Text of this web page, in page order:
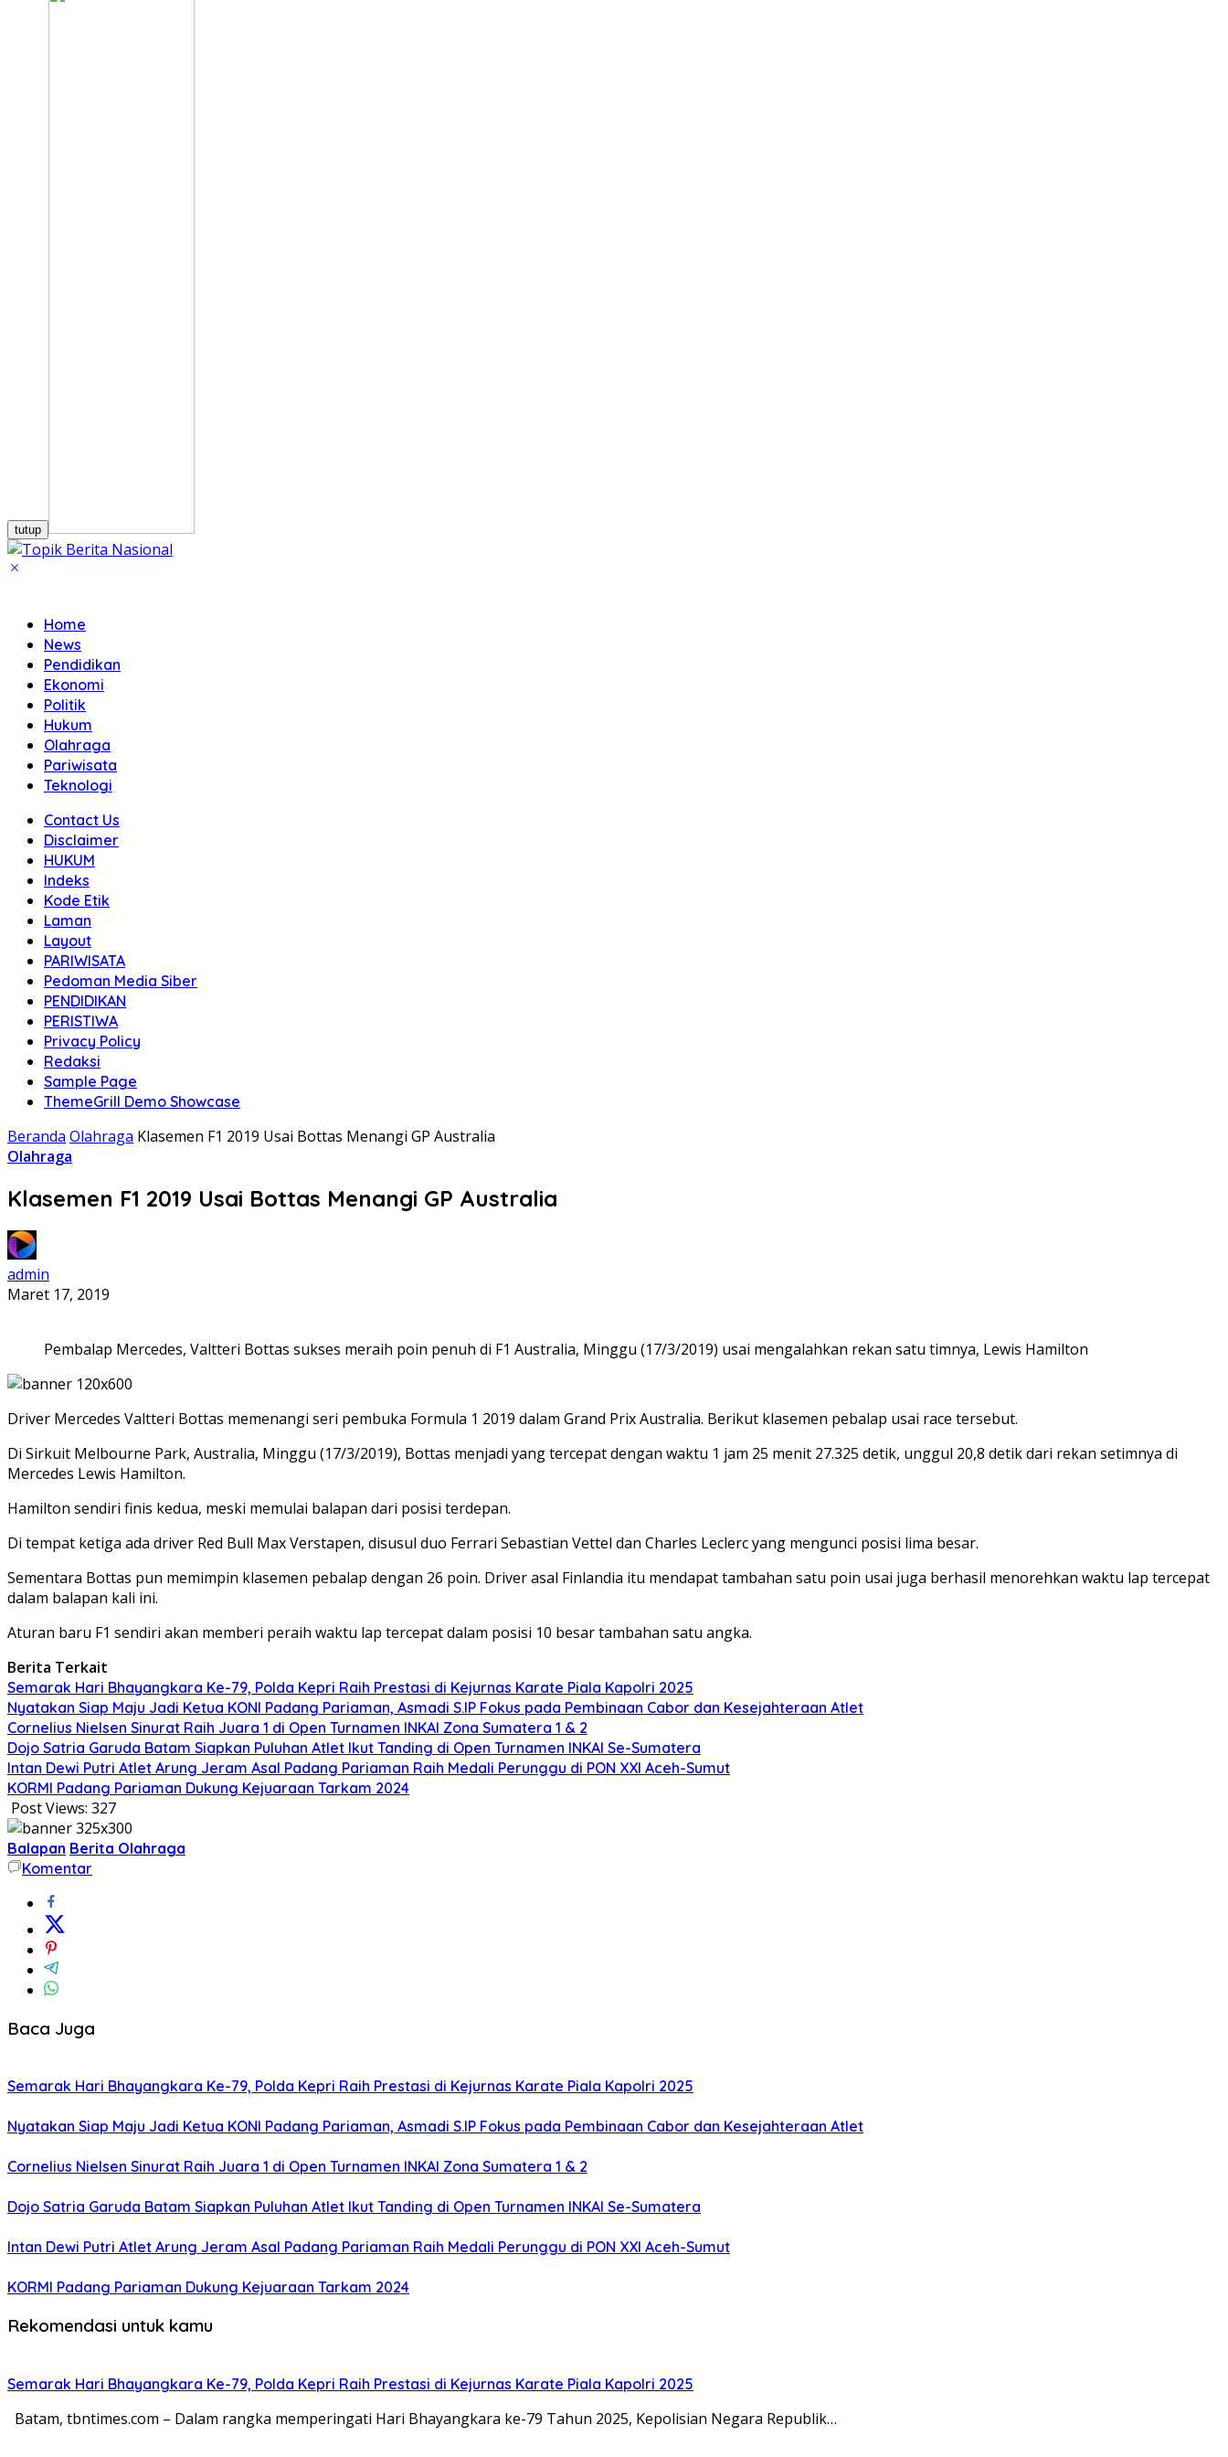
tutup
Home
News
Pendidikan
Ekonomi
Politik
Hukum
Olahraga
Pariwisata
Teknologi
Contact Us
Disclaimer
HUKUM
Indeks
Kode Etik
Laman
Layout
PARIWISATA
Pedoman Media Siber
PENDIDIKAN
PERISTIWA
Privacy Policy
Redaksi
Sample Page
ThemeGrill Demo Showcase
Beranda Olahraga Klasemen F1 2019 Usai Bottas Menangi GP Australia
Olahraga
Klasemen F1 2019 Usai Bottas Menangi GP Australia
admin
Maret 17, 2019
Pembalap Mercedes, Valtteri Bottas sukses meraih poin penuh di F1 Australia, Minggu (17/3/2019) usai mengalahkan rekan satu timnya, Lewis Hamilton
Driver Mercedes Valtteri Bottas memenangi seri pembuka Formula 1 2019 dalam Grand Prix Australia. Berikut klasemen pebalap usai race tersebut.
Di Sirkuit Melbourne Park, Australia, Minggu (17/3/2019), Bottas menjadi yang tercepat dengan waktu 1 jam 25 menit 27.325 detik, unggul 20,8 detik dari rekan setimnya di
Mercedes Lewis Hamilton.
Hamilton sendiri finis kedua, meski memulai balapan dari posisi terdepan.
Di tempat ketiga ada driver Red Bull Max Verstapen, disusul duo Ferrari Sebastian Vettel dan Charles Leclerc yang mengunci posisi lima besar.
Sementara Bottas pun memimpin klasemen pebalap dengan 26 poin. Driver asal Finlandia itu mendapat tambahan satu poin usai juga berhasil menorehkan waktu lap tercepat
dalam balapan kali ini.
Aturan baru F1 sendiri akan memberi peraih waktu lap tercepat dalam posisi 10 besar tambahan satu angka.
Berita Terkait
Semarak Hari Bhayangkara Ke-79, Polda Kepri Raih Prestasi di Kejurnas Karate Piala Kapolri 2025
Nyatakan Siap Maju Jadi Ketua KONI Padang Pariaman, Asmadi S.IP Fokus pada Pembinaan Cabor dan Kesejahteraan Atlet
Cornelius Nielsen Sinurat Raih Juara 1 di Open Turnamen INKAI Zona Sumatera 1 & 2
Dojo Satria Garuda Batam Siapkan Puluhan Atlet Ikut Tanding di Open Turnamen INKAI Se-Sumatera
Intan Dewi Putri Atlet Arung Jeram Asal Padang Pariaman Raih Medali Perunggu di PON XXI Aceh-Sumut
KORMI Padang Pariaman Dukung Kejuaraan Tarkam 2024
Post Views: 327
Balapan Berita Olahraga
Komentar
Baca Juga
Semarak Hari Bhayangkara Ke-79, Polda Kepri Raih Prestasi di Kejurnas Karate Piala Kapolri 2025
Nyatakan Siap Maju Jadi Ketua KONI Padang Pariaman, Asmadi S.IP Fokus pada Pembinaan Cabor dan Kesejahteraan Atlet
Cornelius Nielsen Sinurat Raih Juara 1 di Open Turnamen INKAI Zona Sumatera 1 & 2
Dojo Satria Garuda Batam Siapkan Puluhan Atlet Ikut Tanding di Open Turnamen INKAI Se-Sumatera
Intan Dewi Putri Atlet Arung Jeram Asal Padang Pariaman Raih Medali Perunggu di PON XXI Aceh-Sumut
KORMI Padang Pariaman Dukung Kejuaraan Tarkam 2024
Rekomendasi untuk kamu
Semarak Hari Bhayangkara Ke-79, Polda Kepri Raih Prestasi di Kejurnas Karate Piala Kapolri 2025
Batam, tbntimes.com – Dalam rangka memperingati Hari Bhayangkara ke-79 Tahun 2025, Kepolisian Negara Republik…